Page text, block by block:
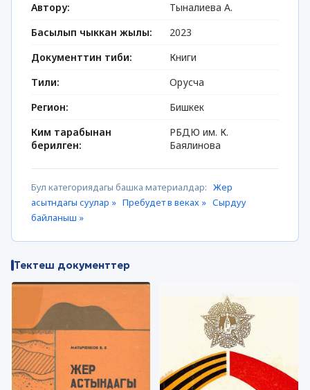
Автору:
Тыналиева А.
Басылып чыккан жылы:
2023
Документтин тиби:
Книги
Тили:
Орусча
Регион:
Бишкек
Ким тарабынан
берилген:
РБДЮ им. К.
Баялинова
Бул категориядагы башка материалдар: Жер
асытндагы суулар » Пребудет в веках » Сырдуу
байланыш »
Тектеш документтер